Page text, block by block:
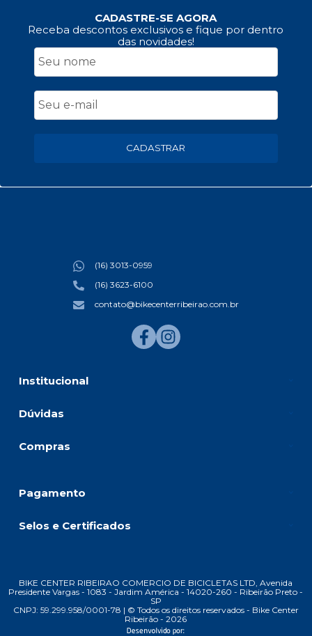
CADASTRE-SE AGORA
Receba descontos exclusivos e fique por dentro
das novidades!
CADASTRAR
Institucional
Dúvidas
Compras
(16) 3013-0959
(16) 3623-6100
contato@bikecenterribeirao.com.br
Pagamento
Selos e Certificados
BIKE CENTER RIBEIRAO COMERCIO DE BICICLETAS LTD, Avenida
Presidente Vargas - 1083 - Jardim América - 14020-260 - Ribeirão Preto -
SP
CNPJ: 59.299.958/0001-78 | © Todos os direitos reservados - Bike Center
Ribeirão - 2026